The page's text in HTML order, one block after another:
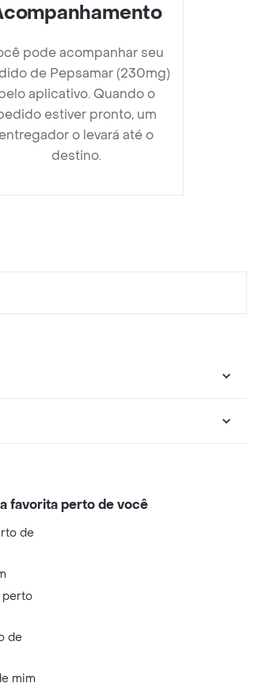
pode acompanhar seu
de Pepsamar (230mg)
aplicativo. Quando o
estiver pronto, um
o levará até o
destino.
favorita perto de você
de
perto
de
mim